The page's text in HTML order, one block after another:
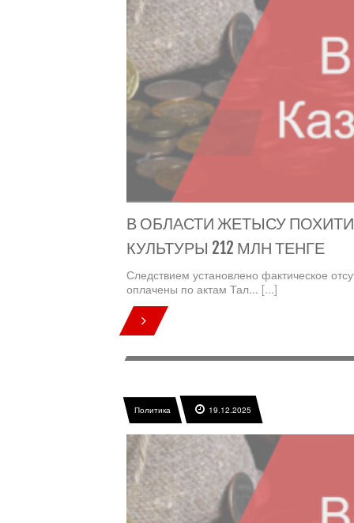
В ОБЛАСТИ ЖЕТЫСУ
КУЛЬТУРЫ 212 МЛН ТЕНГЕ
Следствием установлено фактическое
оплачены по актам Тал... [...]
Политика 19.12.2025